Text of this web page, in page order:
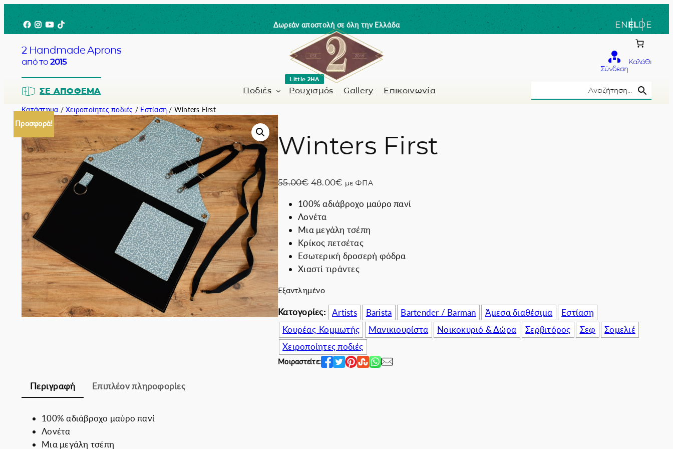
Μετάβαση
στο
περιεχόμενο
Facebook
Instagram
YouTube
TikTok Δωρεάν αποστολή σε όλη την Ελλάδα ENELDE
2 Handmade Aprons
από το 2015
Σύνδεση
Καλάθι
ΣΕ ΑΠΌΘΕΜΑ Ποδιές
Barista
Bartender / Barman
Σερβιτόρος
Σεφ
Σομελιέ
Κουρέας-Κομμωτής Γνήσιο δέρμα
Ρουχισμός
Little 2HA
Gallery Επικοινωνία
Κατάστημα /Χειροποίητες ποδιές / Εστίαση / Winters First
Προσφορά!
Winters First
55.00€ O
i
g
i
n
a
l
p
i
c
e
w
a
48.00€ Η
ρ
χ
ο
υ
σ
ι
μ
ή
ε
ί
με ΦΠΑ
100% αδιάβροχο μαύρο πανί
Λονέτα
Μια μεγάλη τσέπη
Κρίκος πετσέτας
Εσωτερική δροσερή φόδρα
Χιαστί τιράντες
Εξαντλημένο
Κατογορίες: Artists Barista Bartender / Barman Άμεσα διαθέσιμα
Εστίαση
Κουρέας-Κομμωτής
Μανικιουρίστα Νοικοκυριό & Δώρα Σερβιτόρος Σεφ
Σομελιέ
Χειροποίητες ποδιές
Μοιραστείτε:
Περιγραφή Επιπλέον πληροφορίες
100% αδιάβροχο μαύρο πανί
Λονέτα
Μια μεγάλη τσέπη